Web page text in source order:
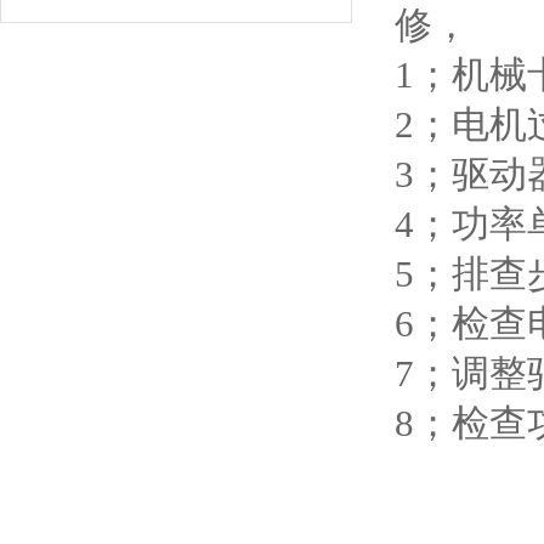
修，
1；机械
2；电机
3；驱动
4；功率
5；排查
6；检查
7；调整
8；检查